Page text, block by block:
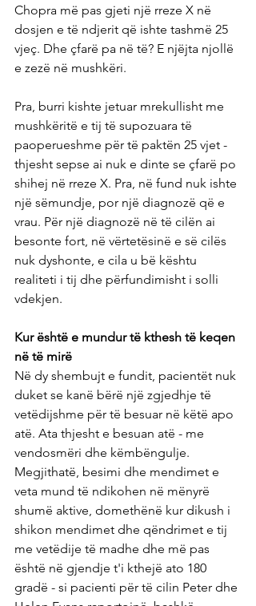
Chopra më pas gjeti një rreze X në
dosjen e të ndjerit që ishte tashmë 25
vjeç. Dhe çfarë pa në të? E njëjta njollë
e zezë në mushkëri.
Pra, burri kishte jetuar mrekullisht me
mushkëritë e tij të supozuara të
paoperueshme për të paktën 25 vjet -
thjesht sepse ai nuk e dinte se çfarë po
shihej në rreze X. Pra, në fund nuk ishte
një sëmundje, por një diagnozë që e
vrau. Për një diagnozë në të cilën ai
besonte fort, në vërtetësinë e së cilës
nuk dyshonte, e cila u bë kështu
realiteti i tij dhe përfundimisht i solli
vdekjen.
Kur është e mundur të kthesh të keqen
në të mirë
Në dy shembujt e fundit, pacientët nuk
duket se kanë bërë një zgjedhje të
vetëdijshme për të besuar në këtë apo
atë. Ata thjesht e besuan atë - me
vendosmëri dhe këmbëngulje.
Megjithatë, besimi dhe mendimet e
veta mund të ndikohen në mënyrë
shumë aktive, domethënë kur dikush i
shikon mendimet dhe qëndrimet e tij
me vetëdije të madhe dhe më pas
është në gjendje t'i kthejë ato 180
gradë - si pacienti për të cilin Peter dhe